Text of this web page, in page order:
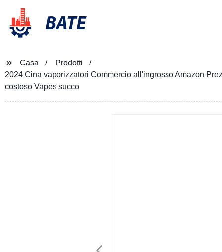
BATE
Casa
Prodotti
2024 Cina vaporizzatori Commercio all′ingrosso Amazon
costoso Vapes succo